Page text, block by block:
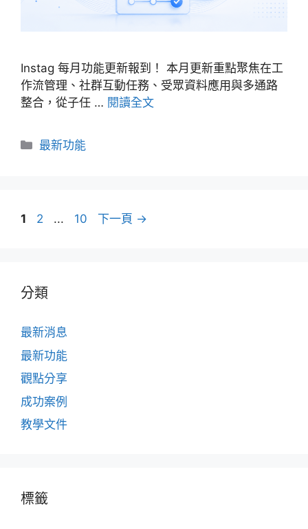
Instag 每月功能更新報到！ 本月更新重點聚焦在工
作流管理、社群互動任務、受眾資料應用與多通路
整合，從子任 … 閱讀全文
分
最新功能
頁
1
頁
2 ...
頁
10 下一頁 →
分類
最新消息
最新功能
觀點分享
成功案例
教學文件
標籤